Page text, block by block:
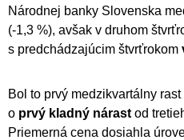
Národnej banky Slovenska
(-1,3 %), avšak v druhom
s predchádzajúcim štvrťrokom
Bol to prvý medzikvartálny
o prvý kladný nárast od
Priemerná cena dosiahla